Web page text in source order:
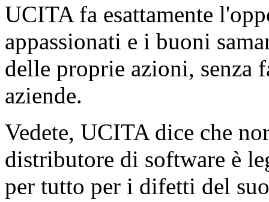
UCITA fa esattamente
appassionati e i buoni
delle proprie azioni, senza
aziende.
Vedete, UCITA dice che
distributore di software è
per tutto per i difetti del